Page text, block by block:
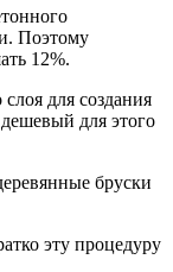
Поэтому
12%.
для создания
для этого
бруски
эту процедуру